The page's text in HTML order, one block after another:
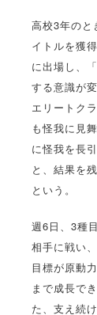
高校3年のと
イトルを獲
に出場し、
する意識が
エリートク
も怪我に見
に怪我を長
と、結果を
という。
週6日、3種
相手に戦い
目標が原動
まで成長で
た、支え続